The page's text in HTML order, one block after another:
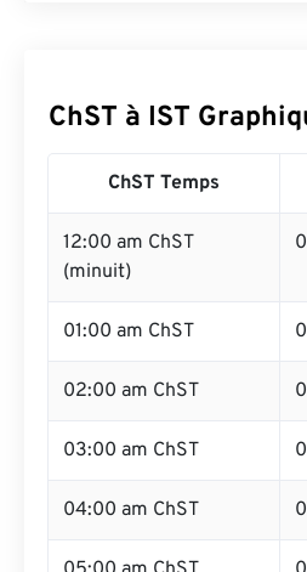
ChST à IST
ChST Temps
12:00 am ChST
(minuit)
01:00 am ChST
02:00 am ChST
03:00 am ChST
04:00 am ChST